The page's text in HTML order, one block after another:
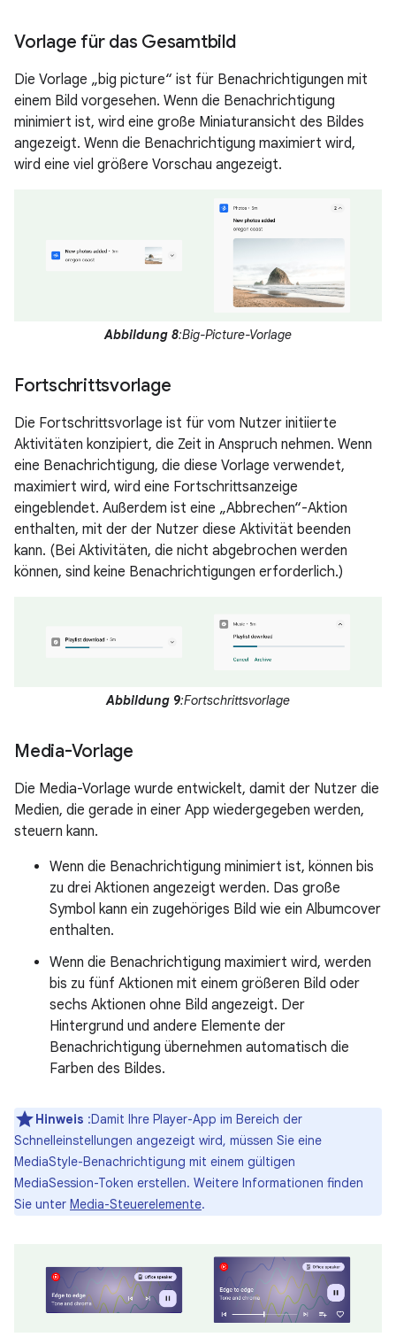
Vorlage für das Gesamtbild
Die Vorlage „big picture“ ist für Benachrichtigungen mit
einem Bild vorgesehen. Wenn die Benachrichtigung
minimiert ist, wird eine große Miniaturansicht des Bildes
angezeigt. Wenn die Benachrichtigung maximiert wird,
wird eine viel größere Vorschau angezeigt.
Abbildung 8:Big-Picture-Vorlage
Fortschrittsvorlage
Die Fortschrittsvorlage ist für vom Nutzer initiierte
Aktivitäten konzipiert, die Zeit in Anspruch nehmen. Wenn
eine Benachrichtigung, die diese Vorlage verwendet,
maximiert wird, wird eine Fortschrittsanzeige
eingeblendet. Außerdem ist eine „Abbrechen“-Aktion
enthalten, mit der der Nutzer diese Aktivität beenden
kann. (Bei Aktivitäten, die nicht abgebrochen werden
können, sind keine Benachrichtigungen erforderlich.)
Abbildung 9:Fortschrittsvorlage
Media-Vorlage
Die Media-Vorlage wurde entwickelt, damit der Nutzer die
Medien, die gerade in einer App wiedergegeben werden,
steuern kann.
Wenn die Benachrichtigung minimiert ist, können bis
zu drei Aktionen angezeigt werden. Das große
Symbol kann ein zugehöriges Bild wie ein Albumcover
enthalten.
Wenn die Benachrichtigung maximiert wird, werden
bis zu fünf Aktionen mit einem größeren Bild oder
sechs Aktionen ohne Bild angezeigt. Der
Hintergrund und andere Elemente der
Benachrichtigung übernehmen automatisch die
Farben des Bildes.
Hinweis :Damit Ihre Player-App im Bereich der
Schnelleinstellungen angezeigt wird, müssen Sie eine
MediaStyle-Benachrichtigung mit einem gültigen
MediaSession-Token erstellen. Weitere Informationen finden
Sie unter Media-Steuerelemente.